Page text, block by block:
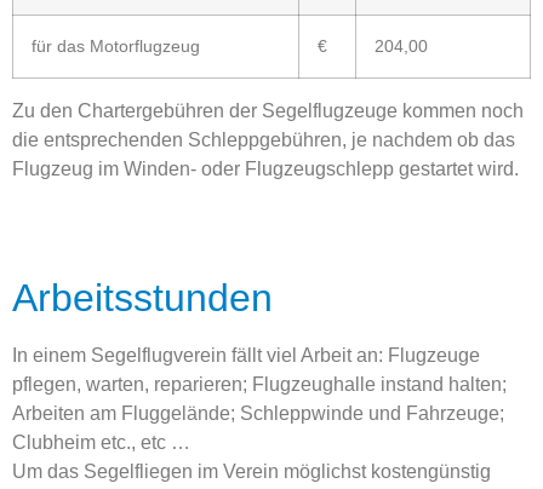
für das Motorflugzeug € 204 ,00
Zu den Chartergebühren der Segelflugzeuge kommen noch
die entsprechenden Schleppgebühren, je nachdem ob das
Flugzeug im Winden- oder Flugzeugschlepp gestartet wird.
Arbeitsstunden
In einem Segelflugverein fällt viel Arbeit an: Flugzeuge
pflegen, warten, reparieren; Flugzeughalle instand halten;
Arbeiten am Fluggelände; Schleppwinde und Fahrzeuge;
Clubheim etc., etc …
Um das Segelfliegen im Verein möglichst kostengünstig